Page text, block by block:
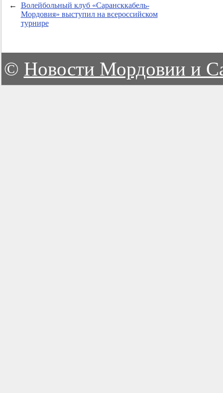
←
Волейбольный клуб «Сарансккабель-
Мордовия» выступил на всероссийском
турнире
© Новости Мордовии и